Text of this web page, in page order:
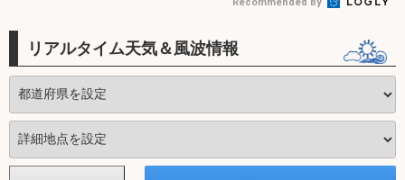
リアルタイム天気＆風波情報